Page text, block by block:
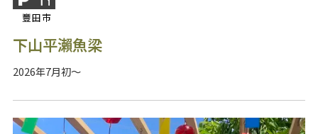
豐田市
下山平瀨魚梁
2026年7月初～